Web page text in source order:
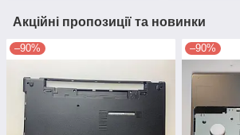
Акційні пропозиції та новинки
–90% –90%